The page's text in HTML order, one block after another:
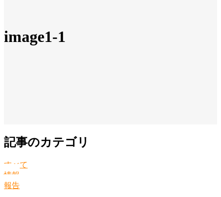
image1-1
記事のカテゴリ
すべて
情報
報告